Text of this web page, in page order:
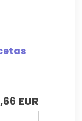
EUR